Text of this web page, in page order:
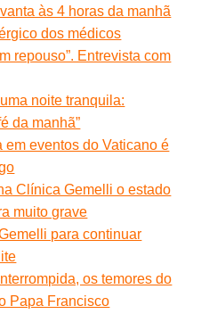
às 4 horas da manhã
dos médicos
repouso”. Entrevista com
noite tranquila:
da manhã”
em eventos do Vaticano é
Clínica Gemelli o estado
muito grave
para continuar
os temores do
Papa Francisco